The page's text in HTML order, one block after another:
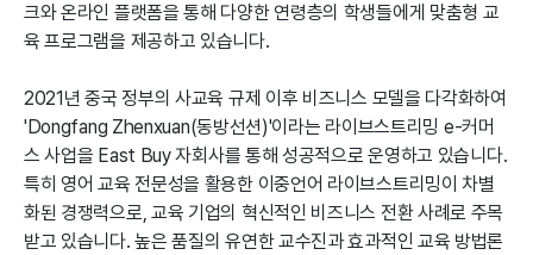
크와 온라인 플랫폼을 통해 다양한 연령층의 학생들에게 맞춤형 교
육 프로그램을 제공하고 있습니다.
2021년 중국 정부의 사교육 규제 이후 비즈니스 모델을 다각화하여
'Dongfang Zhenxuan(동방선션)'이라는 라이브스트리밍 e-커머
스 사업을 East Buy 자회사를 통해 성공적으로 운영하고 있습니다.
특히 영어 교육 전문성을 활용한 이중언어 라이브스트리밍이 차별
화된 경쟁력으로, 교육 기업의 혁신적인 비즈니스 전환 사례로 주목
받고 있습니다. 높은 품질의 유연한 교수진과 효과적인 교육 방법론